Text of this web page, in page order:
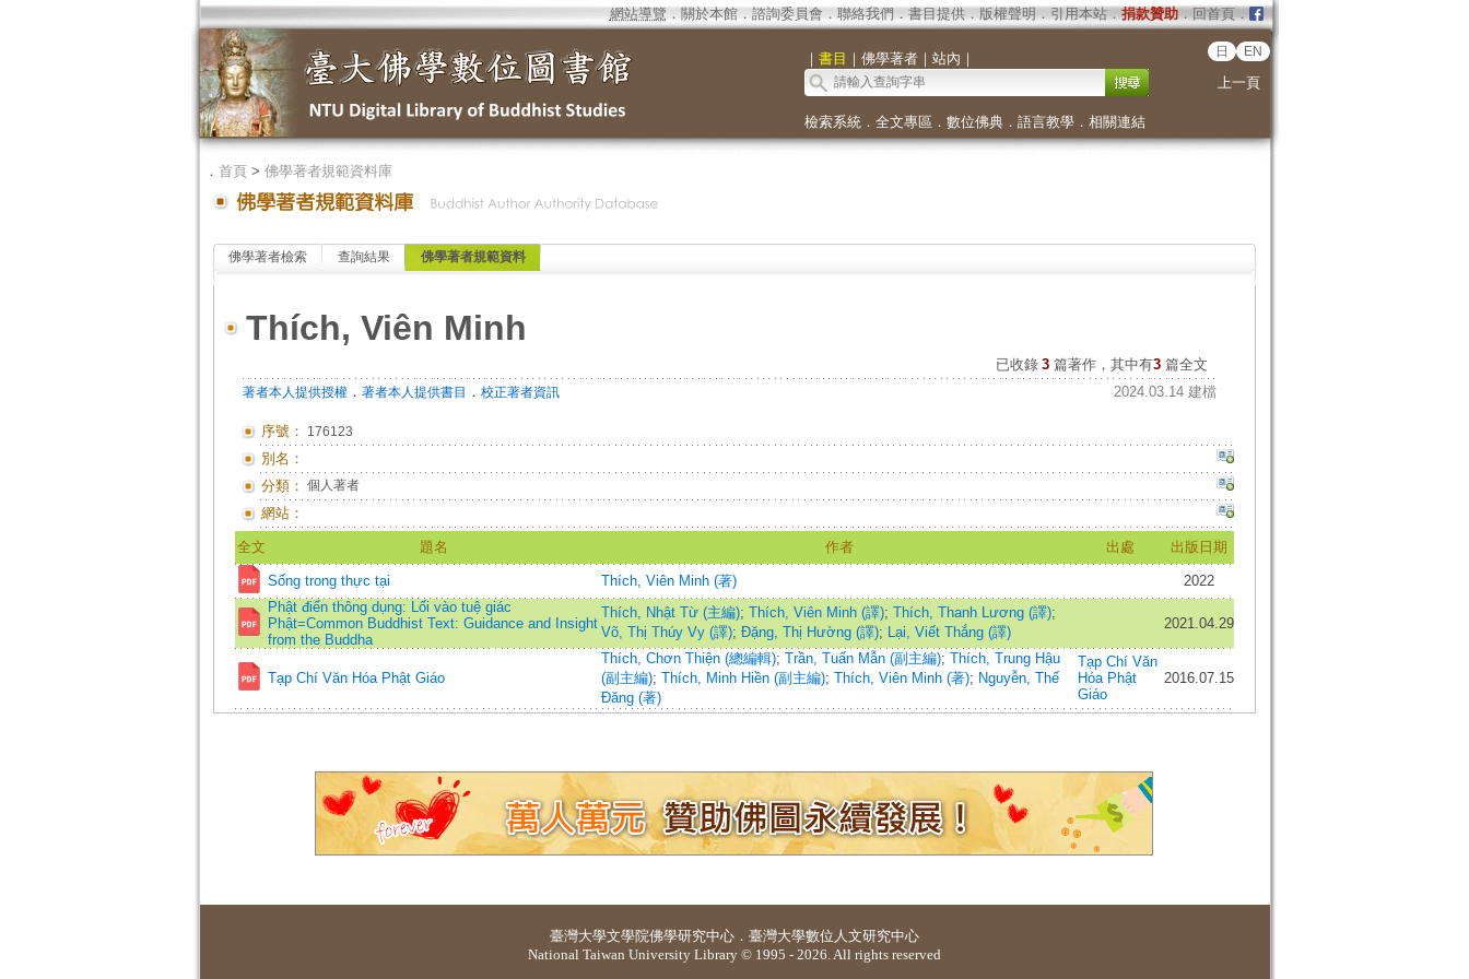
網站導覽 ． 關於本館． 諮詢委員會． 聯絡我們 ． 書目提供． 版權聲明 ． 引用本站． 捐款贊助．回首頁．
｜ 書目 ｜ 佛學著者｜ 站內 ｜ 日 EN
上一頁
檢索系統． 全文專區 ． 數位佛典． 語言教學． 相關連結
． 首頁> 佛學著者規範資料庫
佛學著者檢索 查詢結果 佛學著者規範資料
Thích, Viên Minh
已收錄 3 篇著作，其中有3篇全文
著者本人提供授權． 著者本人提供書目 ． 校正著者資訊 2024.03.14 建檔
序號： 176123
別名：
分類： 個人著者
網站：
全文 題名 作者 出處 出版日期
Sống trong thực tại Thích, Viên Minh (著)
2022
Phật điển thông dụng: Lối vào tuệ giác
Phật=Common Buddhist Text: Guidance and Insight
from the Buddha
Thích, Nhật Từ (主編); Thích, Viên Minh (譯); Thích, Thanh Lương (譯);
Võ, Thị Thúy Vy (譯); Đặng, Thị Hường (譯); Lại, Viết Thắng (譯)
2021.04.29
Tạp Chí Văn Hóa Phật Giáo
Thích, Chơn Thiện (總編輯); Trần, Tuấn Mẫn (副主編); Thích, Trung Hậu
(副主編); Thích, Minh Hiền (副主編); Thích, Viên Minh (著); Nguyễn, Thế
Đăng (著)
Tạp Chí Văn
Hóa Phật
Giáo
2016.07.15
臺灣大學文學院佛學研究中心 ． 臺灣大學數位人文研究中心
National Taiwan University Library © 1995 - 2026. All rights reserved